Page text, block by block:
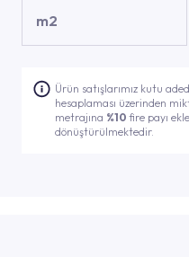
m2
Ürün satışlarımız kutu
hesaplaması üzerinden
metrajına %10fire payı
dönüştürülmektedir.